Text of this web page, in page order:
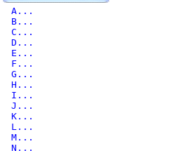
A...
B...
C...
D...
E...
F...
G...
H...
I...
J...
K...
L...
M...
N...